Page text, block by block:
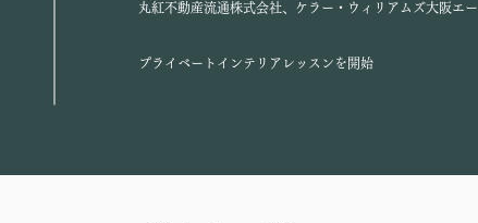
丸紅不動産流通株式会社、ケラー・ウィリアムズ大阪エ
​プライベートインテリアレッスンを開始